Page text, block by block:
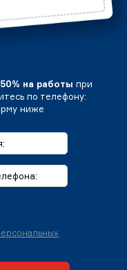
на работы при
по телефону:
ниже